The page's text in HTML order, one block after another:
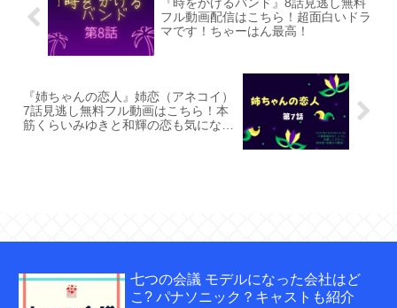
『時をかけるバンド』8話見逃し無料
フル動画配信はこちら！超面白いドラ
マです！ちゃーはん最高！
『姉ちゃんの恋人』姉恋（アネコイ）
7話見逃し無料フル動画はこちら！本
筋くらいみゆきと和輝の恋も気になり
七つの会議 モデルになった会社はど
こ? パナソニック？キャストも紹介